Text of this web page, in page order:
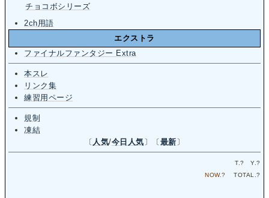
チョコボシリーズ
2ch用語
エクストラ
ファイナルファンタジー Extra
本スレ
リンク集
練習用ページ
規制
凍結
〔 人気/今日人気 〕〔 最新 〕
T.? Y.?
NOW.? TOTAL.?